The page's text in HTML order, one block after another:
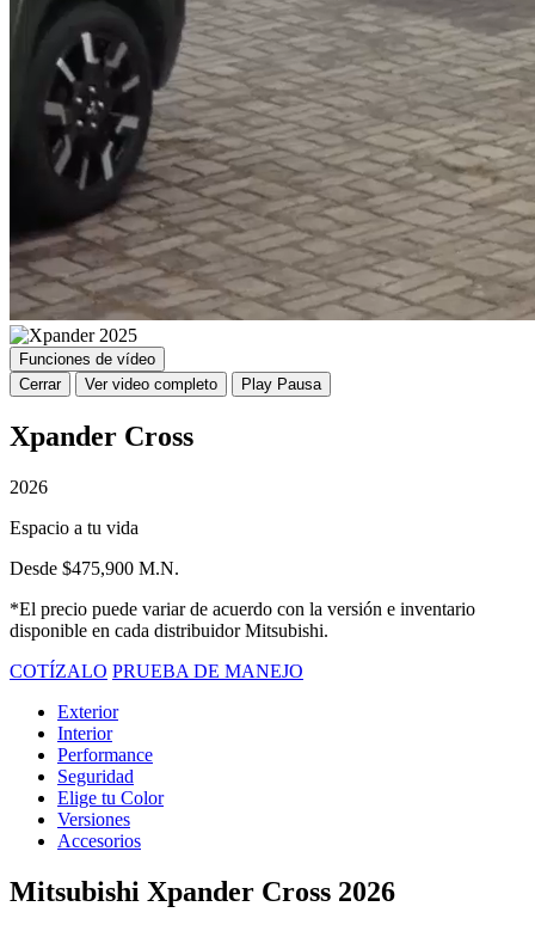
Funciones de vídeo
Cerrar
Ver video completo Play Pausa
Xpander Cross
2026
Espacio a tu vida
Desde $475,900 M.N.
*El precio puede variar de acuerdo con la versión e inventario
disponible en cada distribuidor Mitsubishi.
COTÍZALO PRUEBA DE MANEJO
Exterior
Interior
Performance
Seguridad
Elige tu Color
Versiones
Accesorios
Mitsubishi Xpander Cross 2026